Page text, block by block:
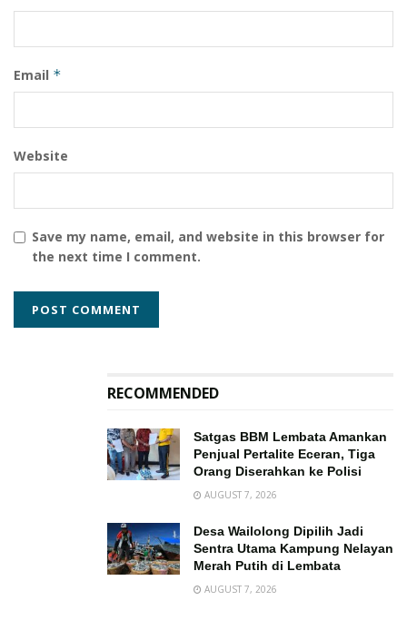
Email *
Website
Save my name, email, and website in this browser for
the next time I comment.
RECOMMENDED
Satgas BBM Lembata Amankan
Penjual Pertalite Eceran, Tiga
Orang Diserahkan ke Polisi
AUGUST 7, 2026
Desa Wailolong Dipilih Jadi
Sentra Utama Kampung Nelayan
Merah Putih di Lembata
AUGUST 7, 2026